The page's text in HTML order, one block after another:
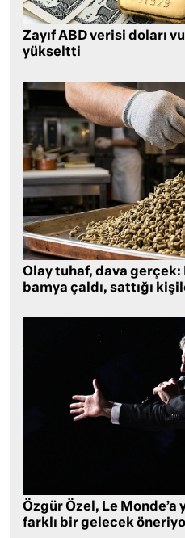
Zayıf ABD verisi doları
yükseltti
Olay tuhaf, dava
bamya çaldı, sattığı
Özgür Özel, Le Monde’a
farklı bir gelecek